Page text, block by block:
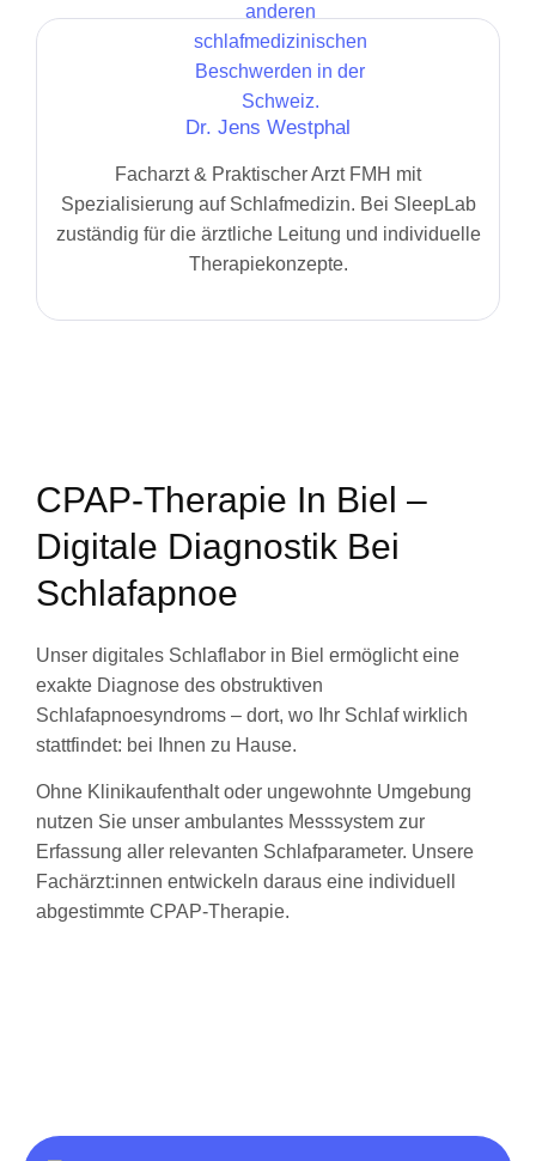
Dr. Jens Westphal
Facharzt & Praktischer Arzt FMH mit
Spezialisierung auf Schlafmedizin. Bei SleepLab
zuständig für die ärztliche Leitung und individuelle
Therapiekonzepte.
CPAP-Therapie In Biel –
Digitale Diagnostik Bei
Schlafapnoe
Unser digitales Schlaflabor in Biel ermöglicht eine
exakte Diagnose des obstruktiven
Schlafapnoesyndroms – dort, wo Ihr Schlaf wirklich
stattfindet: bei Ihnen zu Hause.
Ohne Klinikaufenthalt oder ungewohnte Umgebung
nutzen Sie unser ambulantes Messsystem zur
Erfassung aller relevanten Schlafparameter. Unsere
Fachärzt:innen entwickeln daraus eine individuell
abgestimmte CPAP-Therapie.